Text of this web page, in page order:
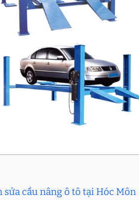
cầu nâng ô tô tại Hóc Môn